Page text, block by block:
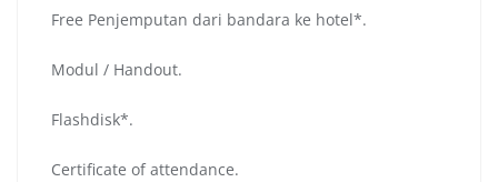
Free Penjemputan dari bandara ke hotel*.
Modul / Handout.
Flashdisk*.
Certificate of attendance.